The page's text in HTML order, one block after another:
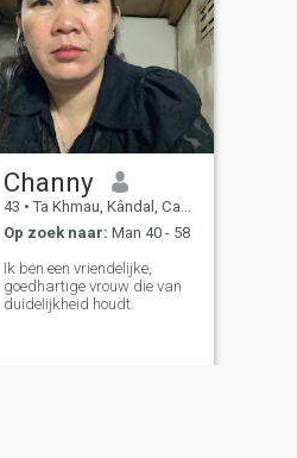
Channy
43 • Ta Khmau, Kândal, Cambodja
Op zoek naar: Man 40 - 58
Ik ben een vriendelijke,
goedhartige vrouw die van
duidelijkheid houdt.